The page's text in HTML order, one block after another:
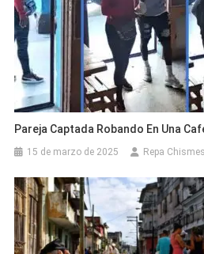
Pareja Captada Robando En Una
15 de marzo de 2025 Repa Chismes